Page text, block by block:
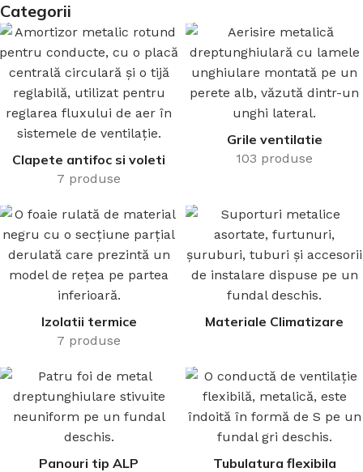
client!
Află mai mult
Livrare rapidă
Produse pe stoc, disponibile și în showroom.
Categorii
Clapete antifoc si voleti
7 produse
Grile ventilatie
103 produse
Izolatii termice
7 produse
Materiale Climatizare
Panouri tip ALP
Tubulatura flexibila